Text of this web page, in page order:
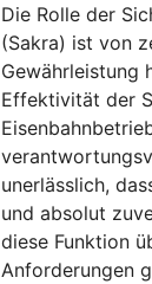
Die Rolle der
(Sakra) ist von
Gewährleistung
Effektivität der
unerlässlich,
und absolut
diese Funktion
Anforderungen